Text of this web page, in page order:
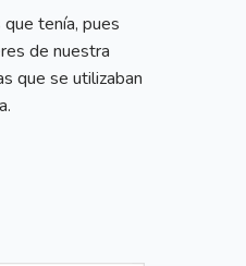
tenía, pues
de nuestra
que se utilizaban